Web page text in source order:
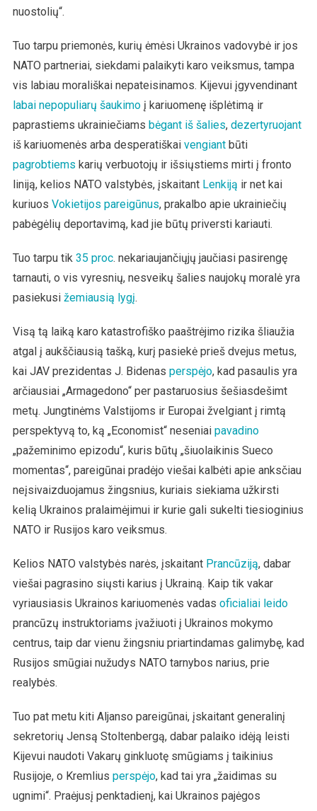
nuostolių“.
Tuo tarpu priemonės, kurių ėmėsi Ukrainos vadovybė ir jos
NATO partneriai, siekdami palaikyti karo veiksmus, tampa
vis labiau morališkai nepateisinamos. Kijevui įgyvendinant
labai nepopuliarų šaukimoį kariuomenę išplėtimą ir
paprastiems ukrainiečiams bėgant iš šalies, dezertyruojant
iš kariuomenės arba desperatiškai vengiantbūti
pagrobtiems karių verbuotojų ir išsiųstiems mirti į fronto
liniją, kelios NATO valstybės, įskaitant Lenkiją ir net kai
kuriuos Vokietijos pareigūnus, prakalbo apie ukrainiečių
pabėgėlių deportavimą, kad jie būtų priversti kariauti.
Tuo tarpu tik 35 proc. nekariaujančiųjų jaučiasi pasirengę
tarnauti, o vis vyresnių, nesveikų šalies naujokų moralė yra
pasiekusi žemiausią lygį.
Visą tą laiką karo katastrofiško paaštrėjimo rizika šliaužia
atgal į aukščiausią tašką, kurį pasiekė prieš dvejus metus,
kai JAV prezidentas J. Bidenas perspėjo, kad pasaulis yra
arčiausiai „Armagedono“ per pastaruosius šešiasdešimt
metų. Jungtinėms Valstijoms ir Europai žvelgiant į rimtą
perspektyvą to, ką „Economist“ neseniai pavadino
„pažeminimo epizodu“, kuris būtų „šiuolaikinis Sueco
momentas“, pareigūnai pradėjo viešai kalbėti apie anksčiau
neįsivaizduojamus žingsnius, kuriais siekiama užkirsti
kelią Ukrainos pralaimėjimui ir kurie gali sukelti tiesioginius
NATO ir Rusijos karo veiksmus.
Kelios NATO valstybės narės, įskaitant Prancūziją, dabar
viešai pagrasino siųsti karius į Ukrainą. Kaip tik vakar
vyriausiasis Ukrainos kariuomenės vadas oficialiai leido
prancūzų instruktoriams įvažiuoti į Ukrainos mokymo
centrus, taip dar vienu žingsniu priartindamas galimybę, kad
Rusijos smūgiai nužudys NATO tarnybos narius, prie
realybės.
Tuo pat metu kiti Aljanso pareigūnai, įskaitant generalinį
sekretorių Jensą Stoltenbergą, dabar palaiko idėją leisti
Kijevui naudoti Vakarų ginkluotę smūgiams į taikinius
Rusijoje, o Kremlius perspėjo, kad tai yra „žaidimas su
ugnimi“. Praėjusį penktadienį, kai Ukrainos pajėgos